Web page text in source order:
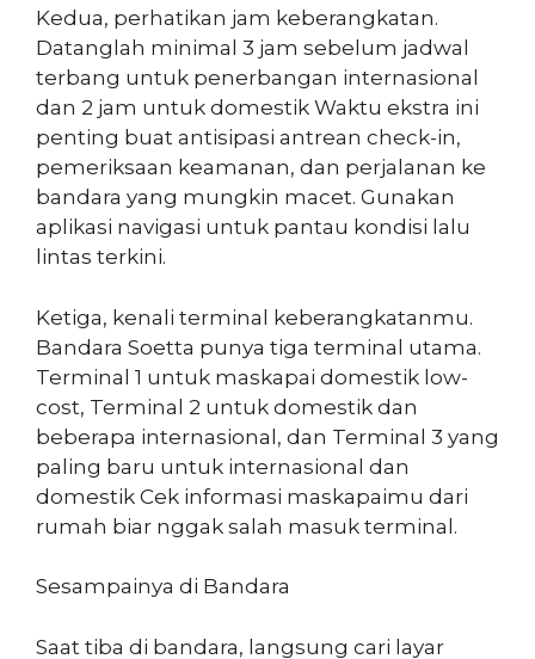
Kedua, perhatikan jam keberangkatan.
Datanglah minimal 3 jam sebelum jadwal
terbang untuk penerbangan internasional
dan 2 jam untuk domestik Waktu ekstra ini
penting buat antisipasi antrean check-in,
pemeriksaan keamanan, dan perjalanan ke
bandara yang mungkin macet. Gunakan
aplikasi navigasi untuk pantau kondisi lalu
lintas terkini.
Ketiga, kenali terminal keberangkatanmu.
Bandara Soetta punya tiga terminal utama.
Terminal 1 untuk maskapai domestik low-
cost, Terminal 2 untuk domestik dan
beberapa internasional, dan Terminal 3 yang
paling baru untuk internasional dan
domestik Cek informasi maskapaimu dari
rumah biar nggak salah masuk terminal.
Sesampainya di Bandara
Saat tiba di bandara, langsung cari layar